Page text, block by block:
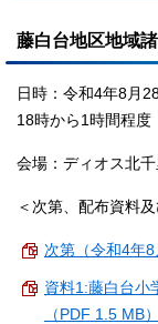
藤白台地区地域
日時：令和4年8月
18時から1時間程度
会場：ディオス北
＜次第、配布資料
次第（令和4年8
資料1:藤白台小
（PDF 1.5 MB）